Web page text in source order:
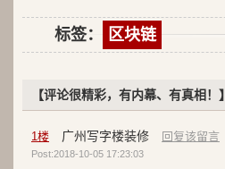
标签： 区块链
【评论很精彩，有内幕、有真相！】
1楼 广州写字楼装修 回复该留言
Post:2018-10-05 17:23:03